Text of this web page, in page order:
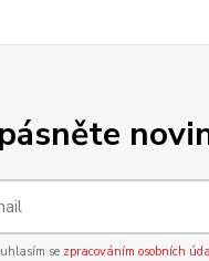
se zpracováním osobních